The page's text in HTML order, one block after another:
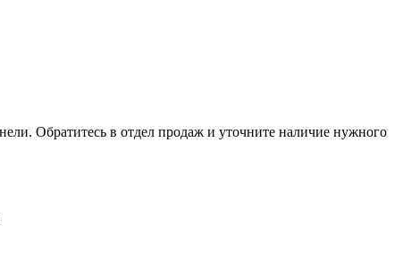
Обратитесь в отдел продаж и уточните наличие нужного